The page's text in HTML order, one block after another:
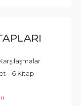
– 6 Kitap